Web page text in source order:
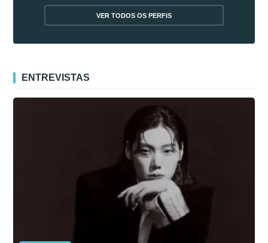
VER TODOS OS PERFIS
ENTREVISTAS